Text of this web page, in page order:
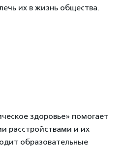
их в жизнь общества.
здоровье» помогает
расстройствами и их
образовательные